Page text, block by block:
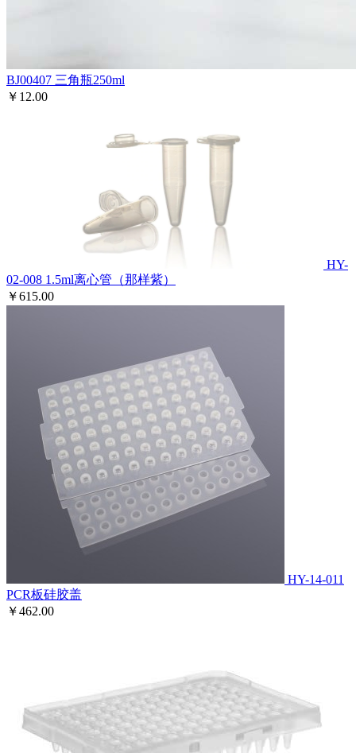
BJ00407 三角瓶250ml
￥12.00
HY-
02-008 1.5ml离心管（那样紫）
￥615.00
HY-14-011
PCR板硅胶盖
￥462.00